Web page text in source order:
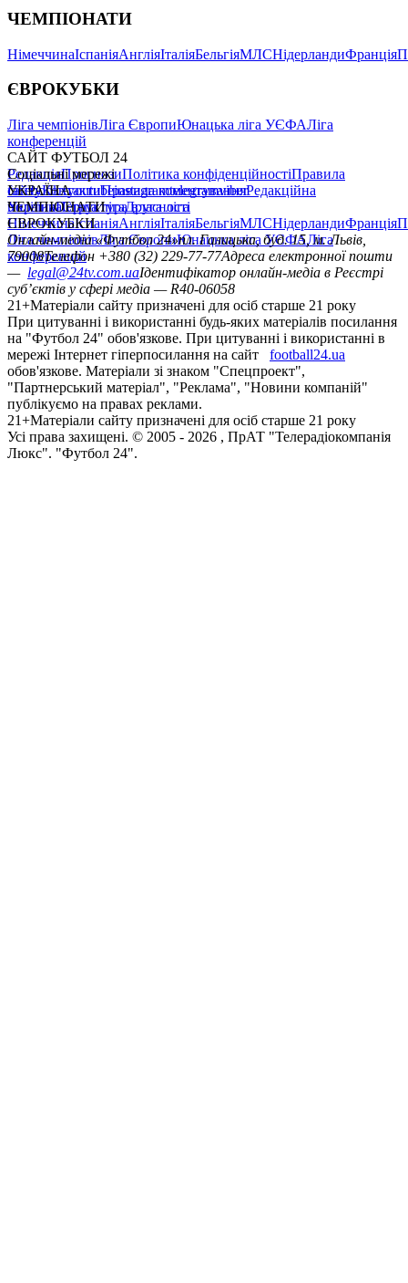
ЧЕМПІОНАТИ
НімеччинаІспаніяАнгліяІталіяБельгіяМЛСНідерландиФранція
ЄВРОКУБКИ
Ліга чемпіонівЛіга ЄвропиЮнацька ліга УЄФАЛіга
конференцій
САЙТ ФУТБОЛ 24
РедакціяПрогнозиПолітика конфіденційностіПравила
сайтуКонтактиПравила коментуванняРедакційна
політикаСтруктура власності
Соціальні мережі
facebookxyoutubeinstagramtelegramviber
УКРАЇНА
УкраїнаПерша лігаДруга ліга
ЧЕМПІОНАТИ
НімеччинаІспаніяАнгліяІталіяБельгіяМЛСНідерландиФранція
ЄВРОКУБКИ
Ліга чемпіонівЛіга ЄвропиЮнацька ліга УЄФАЛіга
конференцій
Онлайн-медіа «Футбол 24»пл. Галицька, буд. 15, м. Львів,
79008Телефон +380 (32) 229-77-77Адреса електронної пошти
— legal@24tv.com.uaІдентифікатор онлайн-медіа в Реєстрі
суб’єктів у сфері медіа — R40-06058
21+Матеріали сайту призначені для осіб старше 21 року
При цитуванні і використанні будь-яких матеріалів посилання
на "Футбол 24" обов'язкове. При цитуванні і використанні в
мережі Інтернет гіперпосилання на сайт
football24.ua
обов'язкове. Матеріали зі знаком "Спецпроект",
"Партнерський матеріал", "Реклама", "Новини компаній"
публікуємо на правах реклами.
21+Матеріали сайту призначені для осіб старше 21 року
Усi права захищенi. © 2005 - 2026 , ПрАТ "Телерадіокомпанія
Люкс". "Футбол 24".